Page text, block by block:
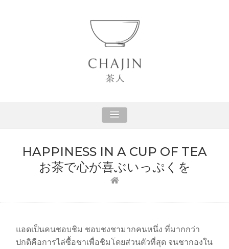
CHAJIN LIFE
HAPPINESS IN A CUP OF TEA
お茶で心が喜ぶいっぷくを
แอดเป็นคนชอบชิม ชอบชงชามากคนหนึ่ง ที่มากกว่า
ปกติคือการไล่ซื้อชาเพื่อชิมโดยส่วนตัวที่สุด จนชากองใน